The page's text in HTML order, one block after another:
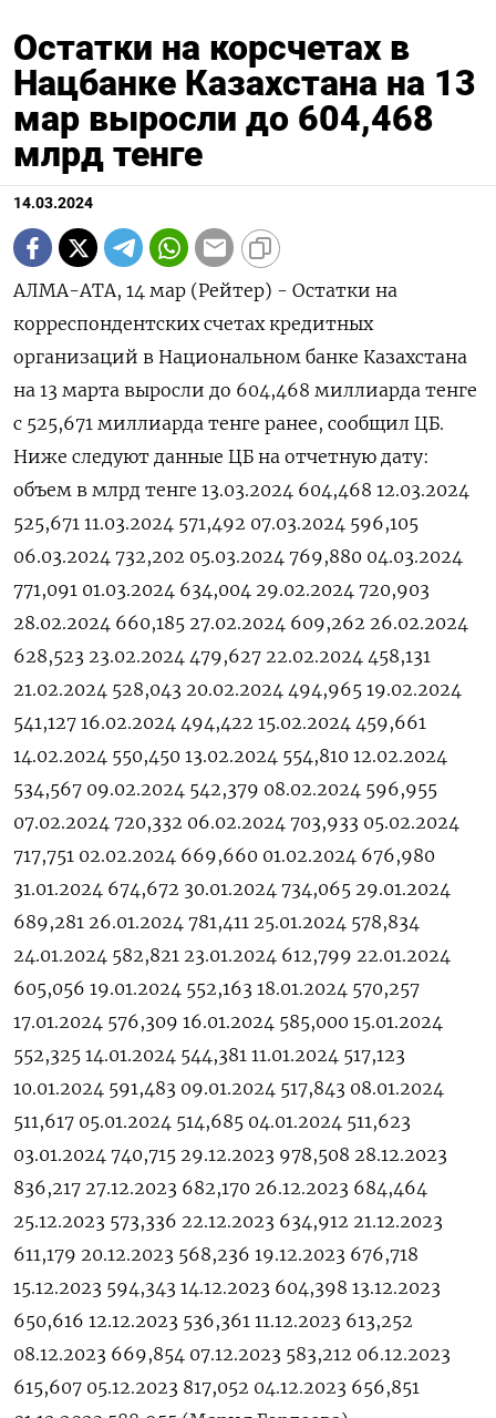
Остатки на корсчетах в
Нацбанке Казахстана на 13
мар выросли до 604,468
млрд тенге
14.03.2024
АЛМА-АТА, 14 мар (Рейтер) - Остатки на
корреспондентских счетах кредитных
организаций в Национальном банке Казахстана
на 13 марта выросли до 604,468 миллиарда тенге
с 525,671 миллиарда тенге ранее, сообщил ЦБ.
Ниже следуют данные ЦБ на отчетную дату:
объем в млрд тенге 13.03.2024 604,468 12.03.2024
525,671 11.03.2024 571,492 07.03.2024 596,105
06.03.2024 732,202 05.03.2024 769,880 04.03.2024
771,091 01.03.2024 634,004 29.02.2024 720,903
28.02.2024 660,185 27.02.2024 609,262 26.02.2024
628,523 23.02.2024 479,627 22.02.2024 458,131
21.02.2024 528,043 20.02.2024 494,965 19.02.2024
541,127 16.02.2024 494,422 15.02.2024 459,661
14.02.2024 550,450 13.02.2024 554,810 12.02.2024
534,567 09.02.2024 542,379 08.02.2024 596,955
07.02.2024 720,332 06.02.2024 703,933 05.02.2024
717,751 02.02.2024 669,660 01.02.2024 676,980
31.01.2024 674,672 30.01.2024 734,065 29.01.2024
689,281 26.01.2024 781,411 25.01.2024 578,834
24.01.2024 582,821 23.01.2024 612,799 22.01.2024
605,056 19.01.2024 552,163 18.01.2024 570,257
17.01.2024 576,309 16.01.2024 585,000 15.01.2024
552,325 14.01.2024 544,381 11.01.2024 517,123
10.01.2024 591,483 09.01.2024 517,843 08.01.2024
511,617 05.01.2024 514,685 04.01.2024 511,623
03.01.2024 740,715 29.12.2023 978,508 28.12.2023
836,217 27.12.2023 682,170 26.12.2023 684,464
25.12.2023 573,336 22.12.2023 634,912 21.12.2023
611,179 20.12.2023 568,236 19.12.2023 676,718
15.12.2023 594,343 14.12.2023 604,398 13.12.2023
650,616 12.12.2023 536,361 11.12.2023 613,252
08.12.2023 669,854 07.12.2023 583,212 06.12.2023
615,607 05.12.2023 817,052 04.12.2023 656,851